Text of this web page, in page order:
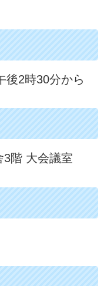
後2時30分から
3階 大会議室